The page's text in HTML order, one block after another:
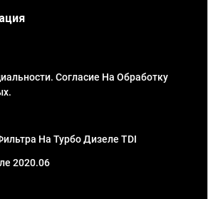
Согласие На Обработку
На Турбо Дизеле TDI
2020.06